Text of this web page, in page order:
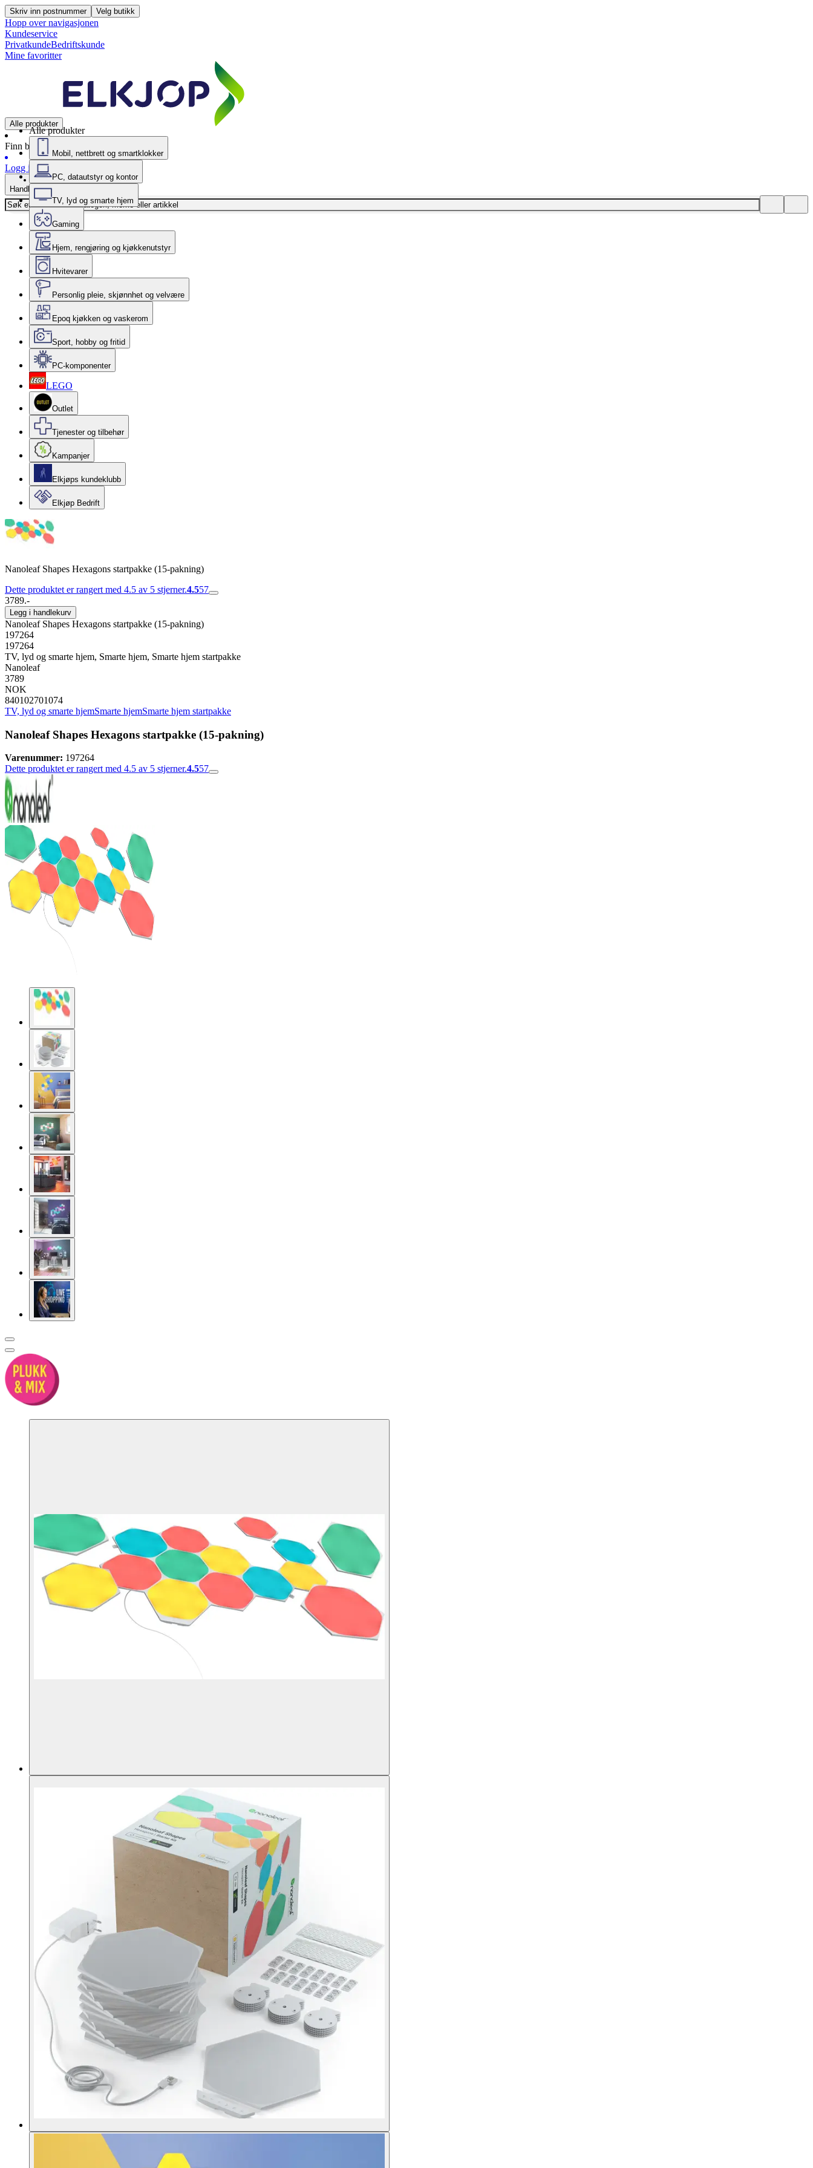
Skriv inn postnummer Velg butikk
Hopp over navigasjonen
Kundeservice
PrivatkundeBedriftskunde
Mine favoritter
Alle produkter
Finn butikk
Logg inn
Handlekurv
Alle produkter
Mobil, nettbrett og smartklokker
PC, datautstyr og kontor
TV, lyd og smarte hjem
Gaming
Hjem, rengjøring og kjøkkenutstyr
Hvitevarer
Personlig pleie, skjønnhet og velvære
Epoq kjøkken og vaskerom
Sport, hobby og fritid
PC-komponenter
LEGO
Outlet
Tjenester og tilbehør
Kampanjer
Elkjøps kundeklubb
Elkjøp Bedrift
Nanoleaf Shapes Hexagons startpakke (15-pakning)
Dette produktet er rangert med 4.5 av 5 stjerner.4.557
3789.-
Legg i handlekurv
Nanoleaf Shapes Hexagons startpakke (15-pakning)
197264
197264
TV, lyd og smarte hjem, Smarte hjem, Smarte hjem startpakke
Nanoleaf
3789
NOK
840102701074
TV, lyd og smarte hjemSmarte hjemSmarte hjem startpakke
Nanoleaf Shapes Hexagons startpakke (15-pakning)
Varenummer: 197264
Dette produktet er rangert med 4.5 av 5 stjerner.4.557